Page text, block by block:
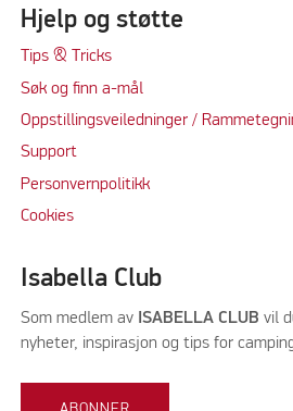
Hjelp og støtte
Tips & Tricks
Søk og finn a-mål
Oppstillingsveiledninger /
Support
Personvernpolitikk
Cookies
Isabella Club
Som medlem avISABELLA CLUB vil
nyheter, inspirasjon og tips for